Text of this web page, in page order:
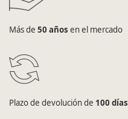
Más de 50 años en el mercado
Plazo de devolución de 100 días